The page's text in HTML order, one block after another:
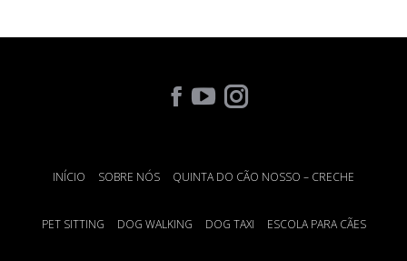
INÍCIO SOBRE NÓS QUINTA DO CÃO NOSSO – CRECHE
PET SITTING DOG WALKING DOG TAXI ESCOLA PARA CÃES